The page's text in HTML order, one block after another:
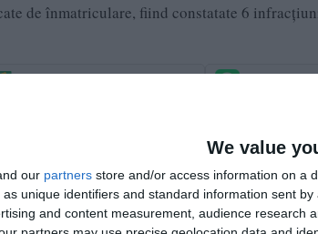
We value
our partners store and/or access information on a
as unique identifiers and standard information sent
and content measurement, audience research
de înmatriculare, fiind constatate 6
Ti-a placut articolul?